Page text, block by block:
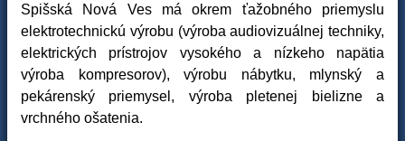
Spišská Nová Ves má okrem ťažobného priemyslu
elektrotechnickú výrobu (výroba audiovizuálnej techniky,
elektrických prístrojov vysokého a nízkeho napätia
výroba kompresorov), výrobu nábytku, mlynský a
pekárenský priemysel, výroba pletenej bielizne a
vrchného ošatenia.